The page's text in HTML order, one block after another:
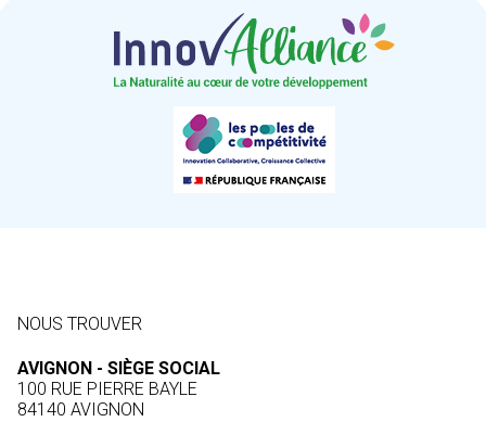
NOUS TROUVER
AVIGNON - SIÈGE SOCIAL
100 RUE PIERRE BAYLE
84140 AVIGNON